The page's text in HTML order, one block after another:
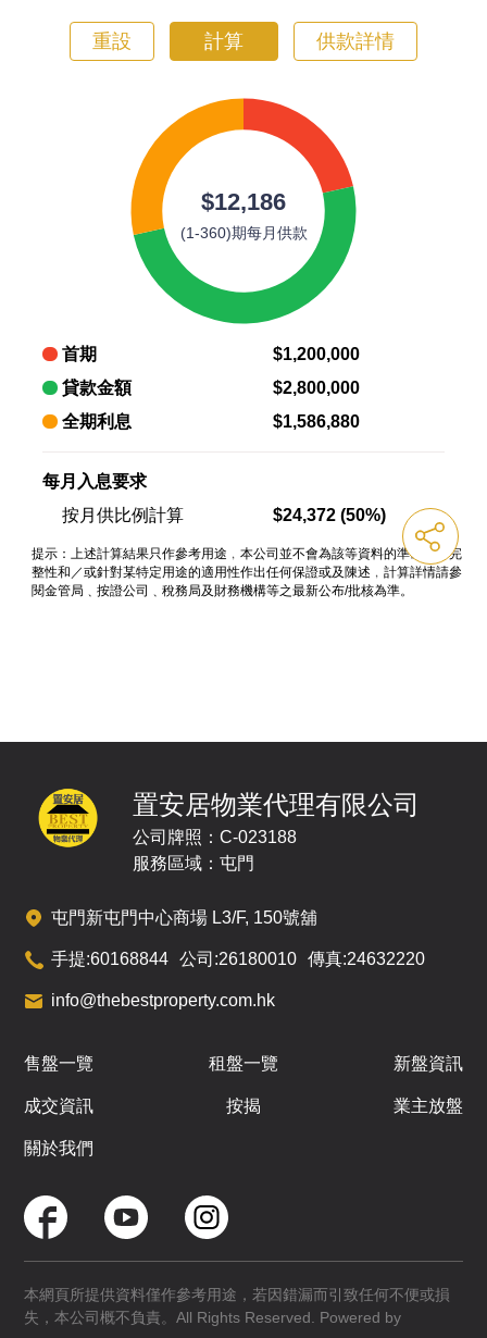
置安居物業代理有限公司
公司牌照：C-023188
服務區域：屯門
屯門新屯門中心商場 L3/F, 150號舖
手提:60168844 公司:26180010 傳真:24632220
info@thebestproperty.com.hk
售盤一覽 租盤一覽 新盤資訊
成交資訊 按揭 業主放盤
關於我們
本網頁所提供資料僅作參考用途，若因錯漏而引致任何不便或損
失，本公司概不負責。All Rights Reserved. Powered by